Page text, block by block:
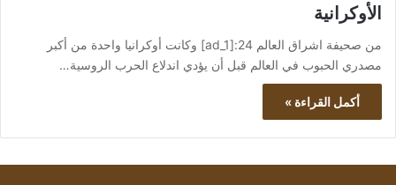
الأوكرانية
من صحيفة اشراق العالم 24:[ad_1] وكانت أوكرانيا واحدة من أكبر
مصدري الحبوب في العالم قبل أن يؤدي اندلاع الحرب الروسية…
أكمل القراءة »